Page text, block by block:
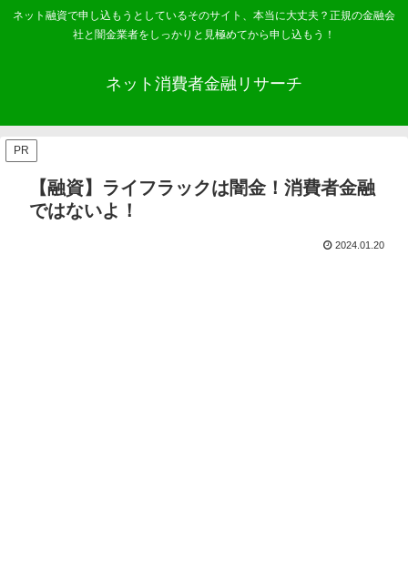
ネット融資で申し込もうとしているそのサイト、本当に大丈夫？正規の金融会
社と闇金業者をしっかりと見極めてから申し込もう！
ネット消費者金融リサーチ
PR
【融資】ライフラックは闇金！消費者金融
ではないよ！
2024.01.20